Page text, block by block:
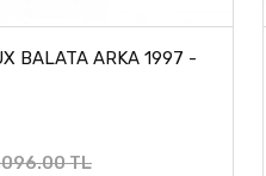
BALATA ARKA 1997 -
TL